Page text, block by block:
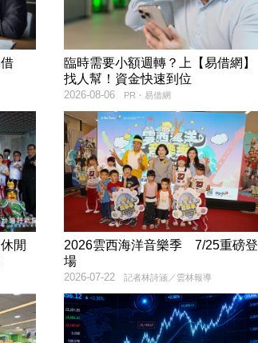
臨時需要小額週轉？上【易借網】
找人幫！資金快速到位
PR・易借網
2026-08-06
閒
2026雲西海洋音樂季 7/25重磅登
場
記者林詩涵／雲林報導
2026-07-22